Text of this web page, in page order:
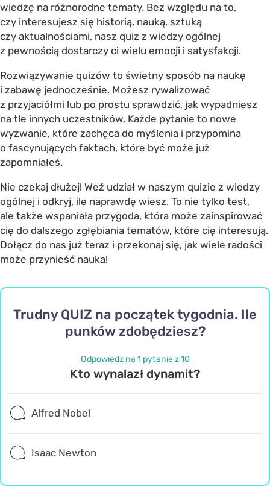
wiedzę na różnorodne tematy. Bez względu na to,
czy interesujesz się historią, nauką, sztuką
czy aktualnościami, nasz quiz z wiedzy ogólnej
z pewnością dostarczy ci wielu emocji i satysfakcji.
Rozwiązywanie quizów to świetny sposób na naukę
i zabawę jednocześnie. Możesz rywalizować
z przyjaciółmi lub po prostu sprawdzić, jak wypadniesz
na tle innych uczestników. Każde pytanie to nowe
wyzwanie, które zachęca do myślenia i przypomina
o fascynujących faktach, które być może już
zapomniałeś.
Nie czekaj dłużej! Weź udział w naszym quizie z wiedzy
ogólnej i odkryj, ile naprawdę wiesz. To nie tylko test,
ale także wspaniała przygoda, która może zainspirować
cię do dalszego zgłębiania tematów, które cię interesują.
Dołącz do nas już teraz i przekonaj się, jak wiele radości
może przynieść nauka!
Trudny QUIZ na początek tygodnia. Ile
punków zdobędziesz?
Odpowiedz na 1 pytanie z 10
Kto wynalazł dynamit?
Alfred Nobel
Isaac Newton